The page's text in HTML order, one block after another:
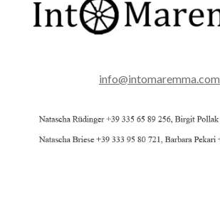
info@intomaremma.com